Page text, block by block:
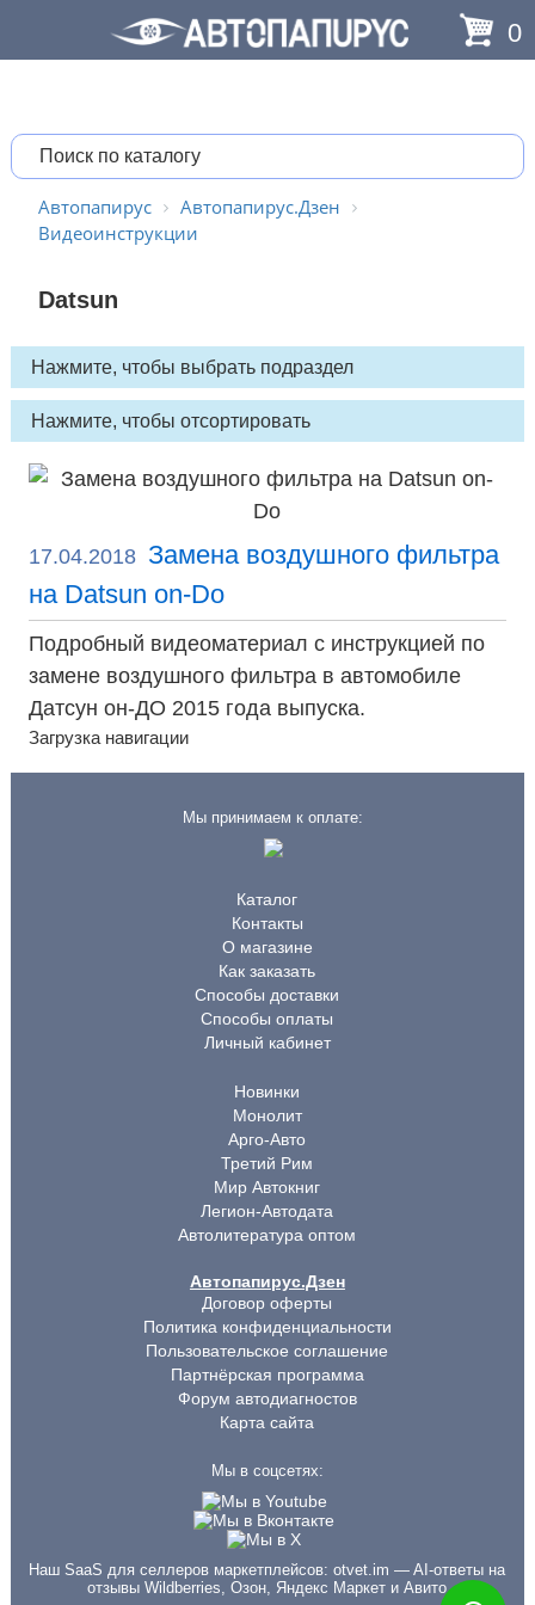
0
Автопапирус
Автопапирус.Дзен
Видеоинструкции
Datsun
17.04.2018 Замена воздушного фильтра
на Datsun on-Do
Подробный видеоматериал с инструкцией по
замене воздушного фильтра в автомобиле
Датсун он-ДО 2015 года выпуска.
Загрузка навигации
Мы принимаем к оплате:
Каталог
Контакты
О магазине
Как заказать
Способы доставки
Способы оплаты
Личный кабинет
Новинки
Монолит
Арго-Авто
Третий Рим
Мир Автокниг
Легион-Автодата
Автолитература оптом
Автопапирус.Дзен
Договор оферты
Политика конфиденциальности
Пользовательское соглашение
Партнёрская программа
Форум автодиагностов
Карта сайта
Мы в соцсетях:
Наш SaaS для селлеров маркетплейсов:otvet.im — AI-ответы на
отзывы Wildberries, Озон, Яндекс Маркет и Авито